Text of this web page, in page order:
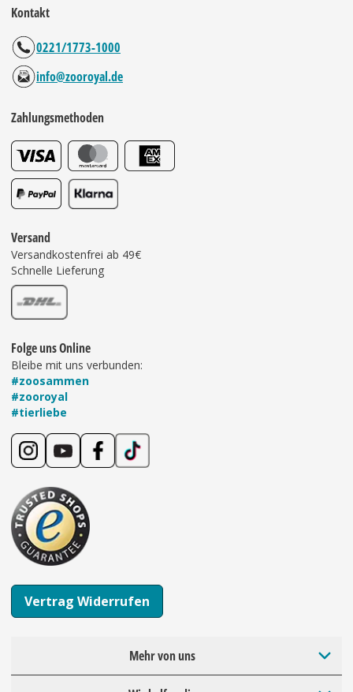
Kontakt
0221/1773-1000
info@zooroyal.de
Zahlungsmethoden
Versand
Versandkostenfrei ab 49€
Schnelle Lieferung
Folge uns Online
Bleibe mit uns verbunden:
#zoosammen
#zooroyal
#tierliebe
Vertrag Widerrufen
Mehr von uns